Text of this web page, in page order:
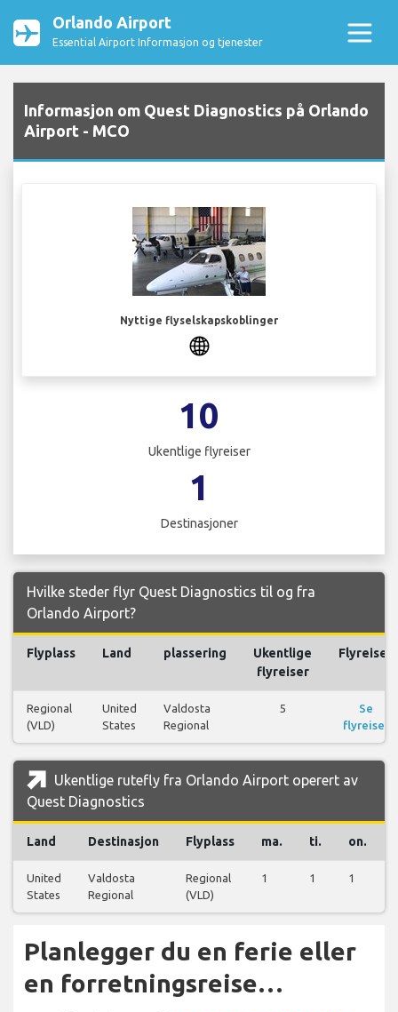
Orlando Airport
Essential Airport Informasjon og tjenester
Informasjon om Quest Diagnostics på Orlando
Airport - MCO
Nyttige flyselskapskoblinger
10
Ukentlige flyreiser
1
Destinasjoner
Hvilke steder flyr Quest Diagnostics til og fra
Orlando Airport?
Flyplass Land plassering
Ukentlige
flyreiser
Flyreiser
Regional
(VLD)
United
States
Valdosta
Regional
5
Se
flyreiser
Ukentlige rutefly fra Orlando Airport operert av
Quest Diagnostics
Land Destinasjon Flyplass ma. ti. on.
United
States
Valdosta
Regional
Regional
(VLD)
1 1 1
Planlegger du en ferie eller
en forretningsreise…